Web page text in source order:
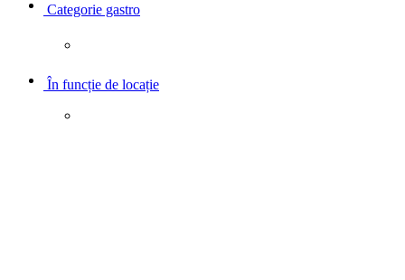
Categorie gastro
În funcție de locație